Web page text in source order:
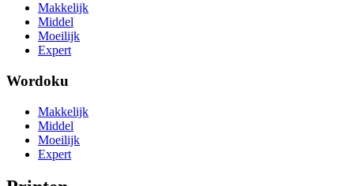
Makkelijk
Middel
Moeilijk
Expert
Wordoku
Makkelijk
Middel
Moeilijk
Expert